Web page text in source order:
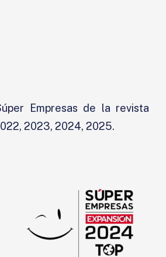
Empresas de la revista
2023, 2024, 2025.